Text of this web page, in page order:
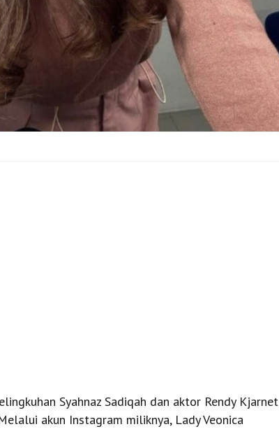
Syahnaz Sadiqah dan aktor Rendy Kjarnet
akun Instagram miliknya, Lady Veonica